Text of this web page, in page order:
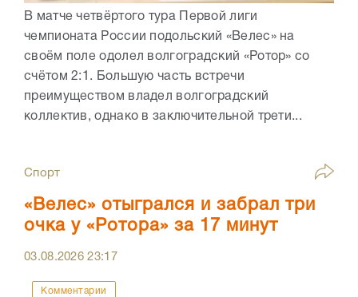
В матче четвёртого тура Первой лиги
чемпионата России подольский «Велес» на
своём поле одолел волгоградский «Ротор» со
счётом 2:1. Большую часть встречи
преимуществом владел волгоградский
коллектив, однако в заключительной трети...
Спорт
«Велес» отыгрался и забрал три
очка у «Ротора» за 17 минут
03.08.202623:17
Комментарии